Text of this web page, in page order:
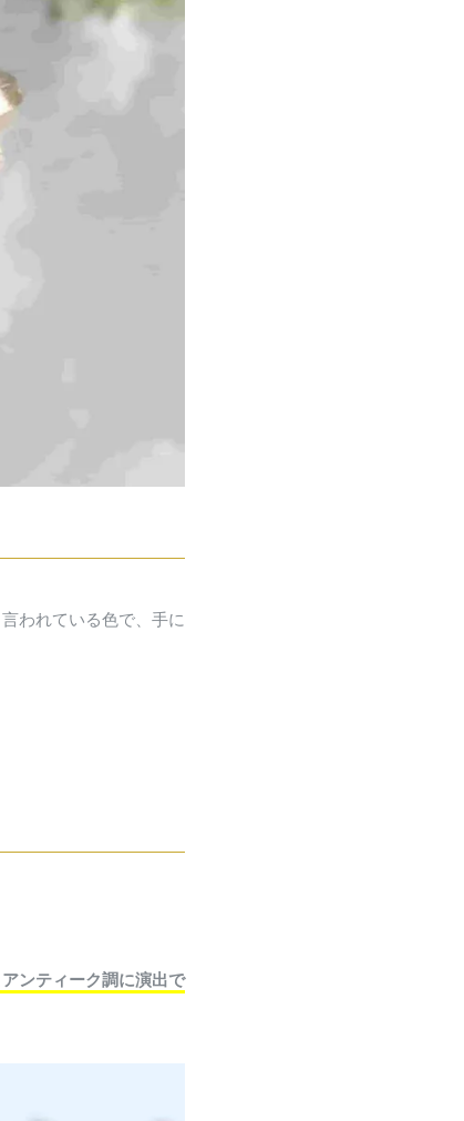
われている色で、手に
ンティーク調に演出で